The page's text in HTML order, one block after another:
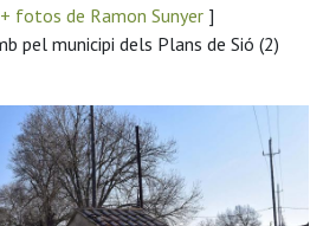
+ fotos de Ramon Sunyer ]
pel municipi dels Plans de Sió (2)